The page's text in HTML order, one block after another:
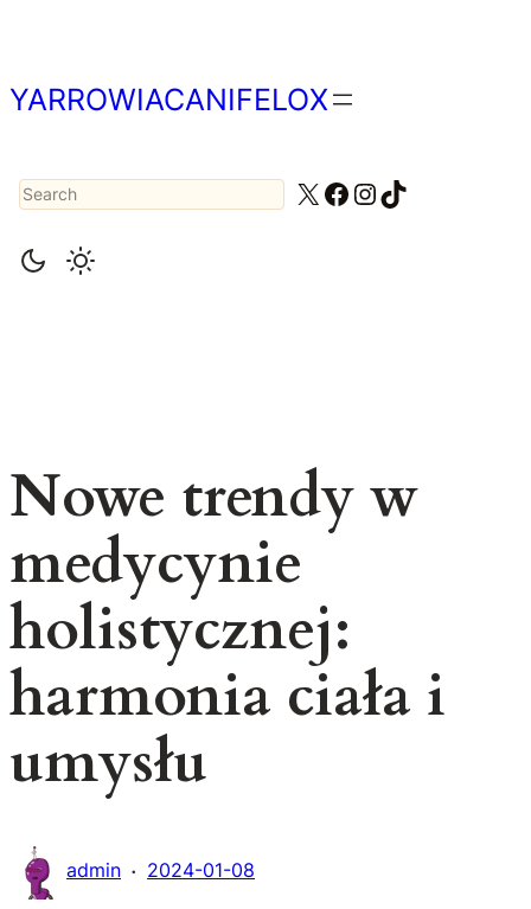
treści
YARROWIACANIFELOX
Search X Facebook
Instagram
TikTok
Nowe trendy w
medycynie
holistycznej:
harmonia ciała i
umysłu
admin · 2024-01-08